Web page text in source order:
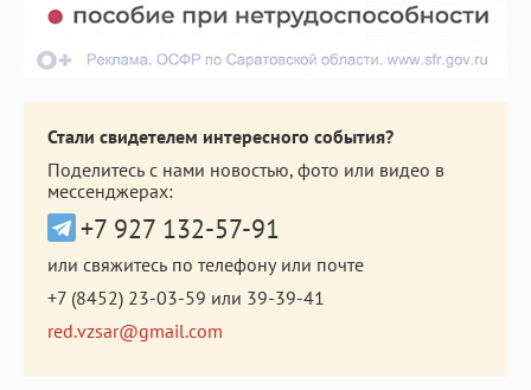
Стали свидетелем интересного события?
Поделитесь с нами новостью, фото или видео в
мессенджерах:
+7 927 132-57-91
или свяжитесь по телефону или почте
+7 (8452) 23-03-59 или 39-39-41
red.vzsar@gmail.com